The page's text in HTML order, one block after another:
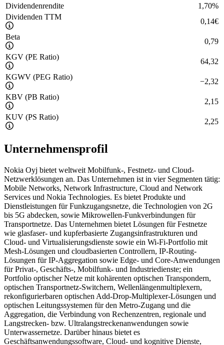
Dividendenrendite
1,70%
Dividenden TTM
0,14€
Beta
0,79
KGV (PE Ratio)
64,32
KGWV (PEG Ratio)
−2,32
KBV (PB Ratio)
2,15
KUV (PS Ratio)
2,25
Unternehmensprofil
Nokia Oyj bietet weltweit Mobilfunk-, Festnetz- und Cloud-
Netzwerklösungen an. Das Unternehmen ist in vier Segmenten tätig:
Mobile Networks, Network Infrastructure, Cloud and Network
Services und Nokia Technologies. Es bietet Produkte und
Dienstleistungen für Funkzugangsnetze, die Technologien von 2G
bis 5G abdecken, sowie Mikrowellen-Funkverbindungen für
Transportnetze. Das Unternehmen bietet Lösungen für Festnetze
wie glasfaser- und kupferbasierte Zugangsinfrastrukturen und
Cloud- und Virtualisierungsdienste sowie ein Wi-Fi-Portfolio mit
Mesh-Lösungen und cloudbasierten Controllern, IP-Routing-
Lösungen für IP-Aggregation sowie Edge- und Core-Anwendungen
für Privat-, Geschäfts-, Mobilfunk- und Industriedienste; ein
Portfolio optischer Netze mit kohärenten optischen Transpondern,
optischen Transportnetz-Switchern, Wellenlängenmultiplexern,
rekonfigurierbaren optischen Add-Drop-Multiplexer-Lösungen und
optischen Leitungssystemen für den Metro-Zugang und die
Aggregation, die Verbindung von Rechenzentren, regionale und
Langstrecken- bzw. Ultralangstreckenanwendungen sowie
Unterwassernetze. Darüber hinaus bietet es
Geschäftsanwendungssoftware, Cloud- und kognitive Dienste,